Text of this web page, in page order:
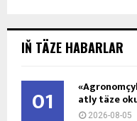
IŇ TÄZE HABARLAR
01 atly täze
2026-08-05